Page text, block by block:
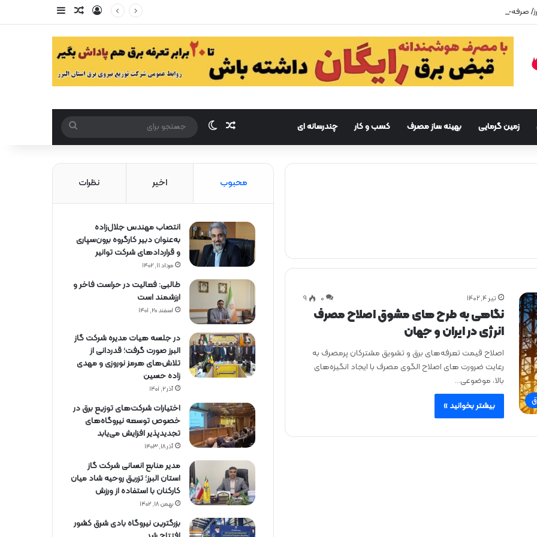
ورود مقاله تصادفی
زمین گرمایی بهینه ساز مصرف کسب و کار چندرسانه ای مقاله تصادفی
تغییر پوست
برای
تیر ۴, ۱۴۰۲ 0 ۹
نگاهی به طرح های مشوق‌ اصلاح مصرف
انرژی در ایران و جهان
اصلاح قیمت تعرفه‌های برق و تشویق مشترکان پرمصرف به
رعایت ضرورت های اصلاح الگوی مصرف با ایجاد انگیزه‌های
بالا، موضوعی…
بیشتر بخوانید »
محبوب اخیر نظرات
انتصاب مهندس جلال‌زاده
به‌عنوان دبیر كارگروه برون‌سپاری
و قراردادهای شركت توانیر
مرداد ۱۱, ۱۴۰۲
طالبی: فعالیت در حراست فاخر و
ارزشمند است
اسفند ۲۰, ۱۴۰۱
در جلسه هیات مدیره شرکت گاز
البرز صورت گرفت؛ قدردانی از
تلاش‌های هرمز نوروزی و مهدی
زاده حسین
آذر ۲, ۱۴۰۱
اختیارات شرکت‌های توزیع برق در
خصوص توسعه نیروگاه‌های
تجدیدپذیر افزایش می‌یابد
آذر ۱۸, ۱۴۰۳
مدیر منابع انسانی شرکت گاز
استان البرز؛ تزریق روحیه شاد میان
کارکنان با استفاده از ورزش
بهمن ۱۸, ۱۴۰۲
بزرگترین نیروگاه بادی شرق کشور